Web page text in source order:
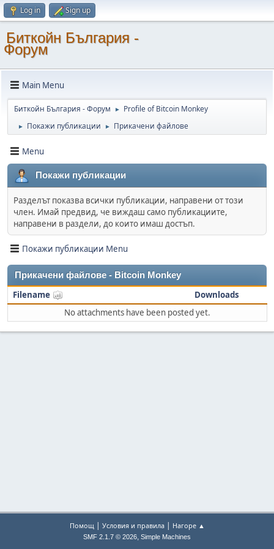
Log in Sign up
Биткойн България -
Форум
Main Menu
Биткойн България - Форум ► Profile of Bitcoin Monkey
► Покажи публикации ► Прикачени файлове
Menu
Покажи публикации
Разделът показва всички публикации, направени от този
член. Имай предвид, че виждаш само публикациите,
направени в раздели, до които имаш достъп.
Покажи публикации Menu
Прикачени файлове - Bitcoin Monkey
Filename
Downloads
No attachments have been posted yet.
Помощ| Условия и правила| Нагоре ▲
SMF 2.1.7 © 2026, Simple Machines